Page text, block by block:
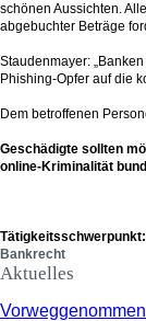
schönen Aussichten.
abgebuchter Beträge
Staudenmayer:
Phishing-Opfer auf die
Dem betroffenen
Geschädigte sollten
online-Kriminalität
Tätigkeitsschwerpunkt:
Bankrecht
Aktuelles